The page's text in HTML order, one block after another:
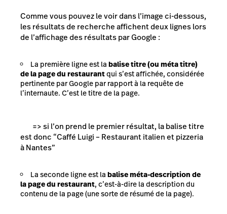
Comme vous pouvez le voir dans l’image ci-dessous,
les résultats de recherche affichent deux lignes lors
de l’affichage des résultats par Google :
La première ligne est la balise titre (ou méta titre)
de la page du restaurantqui s’est affichée, considérée
pertinente par Google par rapport à la requête de
l’internaute. C’est le titre de la page.
=> si l’on prend le premier résultat, la balise titre
est donc “Caffé Luigi – Restaurant italien et pizzeria
à Nantes”
La seconde ligne est la balise méta-description de
la page du restaurant, c’est-à-dire la description du
contenu de la page (une sorte de résumé de la page).